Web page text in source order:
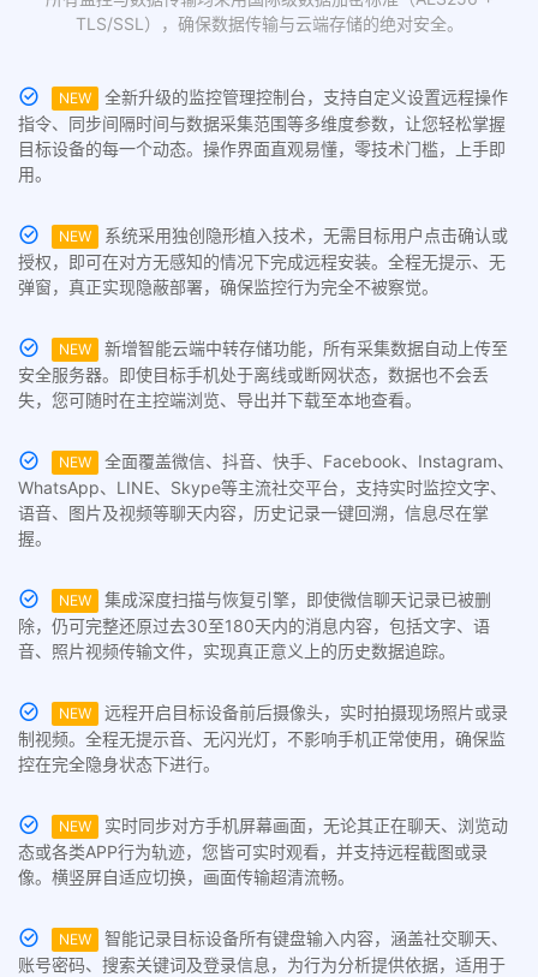
TLS/SSL），确保数据传输与云端存储的绝对安全。
NEW
全新升级的监控管理控制台，支持自定义设置远程操作
指令、同步间隔时间与数据采集范围等多维度参数，让您轻松掌握
目标设备的每一个动态。操作界面直观易懂，零技术门槛，上手即
用。
NEW
系统采用独创隐形植入技术，无需目标用户点击确认或
授权，即可在对方无感知的情况下完成远程安装。全程无提示、无
弹窗，真正实现隐蔽部署，确保监控行为完全不被察觉。
NEW
新增智能云端中转存储功能，所有采集数据自动上传至
安全服务器。即使目标手机处于离线或断网状态，数据也不会丢
失，您可随时在主控端浏览、导出并下载至本地查看。
NEW
全面覆盖微信、抖音、快手、Facebook、Instagram、
WhatsApp、LINE、Skype等主流社交平台，支持实时监控文字、
语音、图片及视频等聊天内容，历史记录一键回溯，信息尽在掌
握。
NEW
集成深度扫描与恢复引擎，即使微信聊天记录已被删
除，仍可完整还原过去30至180天内的消息内容，包括文字、语
音、照片视频传输文件，实现真正意义上的历史数据追踪。
NEW
远程开启目标设备前后摄像头，实时拍摄现场照片或录
制视频。全程无提示音、无闪光灯，不影响手机正常使用，确保监
控在完全隐身状态下进行。
NEW
实时同步对方手机屏幕画面，无论其正在聊天、浏览动
态或各类APP行为轨迹，您皆可实时观看，并支持远程截图或录
像。横竖屏自适应切换，画面传输超清流畅。
NEW
智能记录目标设备所有键盘输入内容，涵盖社交聊天、
账号密码、搜索关键词及登录信息，为行为分析提供依据，适用于